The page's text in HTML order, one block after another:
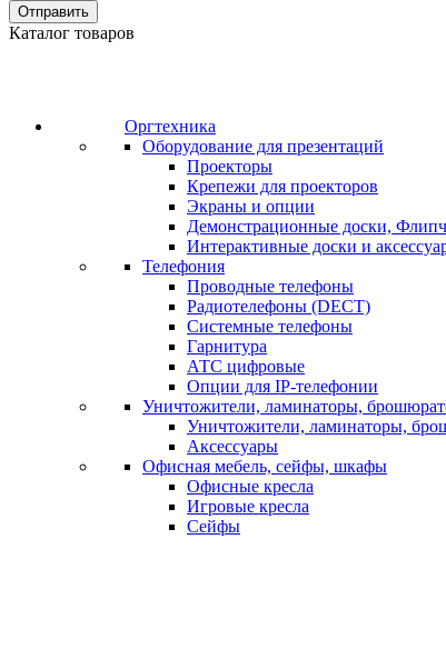
Отправить
Каталог товаров
Оргтехника
Оборудование для презентаций
Проекторы
Крепежи для проекторов
Экраны и опции
Демонстрационные доски,
Интерактивные доски и
Телефония
Проводные телефоны
Радиотелефоны (DECT)
Системные телефоны
Гарнитура
АТС цифровые
Опции для IP-телефонии
Уничтожители, ламинаторы,
Уничтожители, ламинаторы,
Аксессуары
Офисная мебель, сейфы, шкафы
Офисные кресла
Игровые кресла
Сейфы